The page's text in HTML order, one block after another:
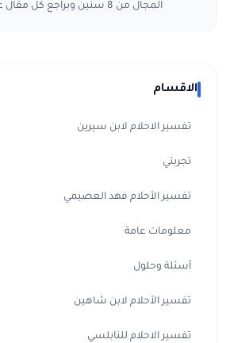
المجال من 8 سنين وبراجع كل مقال عشان أتأكد من دقته.
الاقسام
تفسير الاحلام لابن سيرين
تجربتي
تفسير الأحلام فهد العصيمي
معلومات عامة
أسئلة وحلول
تفسير الأحلام لابن شاهين
تفسير الاحلام للنابلسي